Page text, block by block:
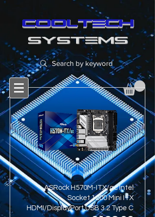
cooltech
SYSTEMS
ASRock H570M-ITX/ac Intel
Socket 1200 Mini ITX
HDMI/DisplayPort USB 3.2 Type C